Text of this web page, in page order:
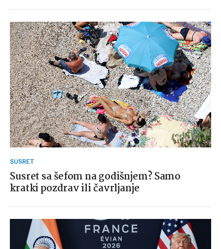
SUSRET
Susret sa šefom na godišnjem? Samo
kratki pozdrav ili čavrljanje